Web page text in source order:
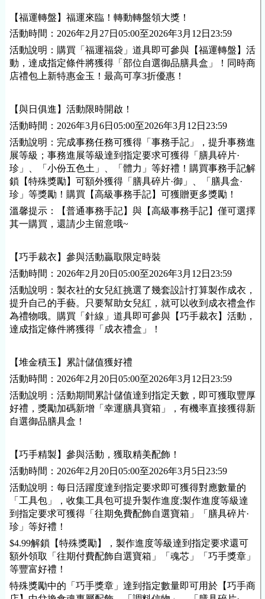
【福運轉盤】福運來臨！轉動轉盤領大獎！
活動時間：2026年2月27日05:00至2026年3月12日23:59
活動說明：購買「福運福袋」道具即可參與【福運轉盤】活
動，達成指定條件將獲得「部位自選御品膳具盒」！同時商
店禮包上新特惠金玉！最高可享3折優惠！
【與日俱進】活動限時開啟！
活動時間：2026年3月6日05:00至2026年3月12日23:59
活動說明：完成事務任務可獲得「事務手記」，提升事務進
展等級；事務進展等級達到指定要求可獲得「膳具碎片·
珍」、「小份五色土」、「體力」等好禮！購買事務手記解
鎖【特殊獎勵】可額外獲得「膳具碎片·御」、「膳具盒·
珍」等獎勵！購買【高級事務手記】可獲贈更多獎勵！
溫馨提示：【普通事務手記】與【高級事務手記】僅可選擇
其一購買，還請少主留意哦~
【巧手裁衣】參與活動贏取限定時裝
活動時間：2026年2月20日05:00至2026年3月12日23:59
活動說明：製衣社的女兒紅挑選了幾套設計打算製作成衣，
提升自己的手藝。只要幫助女兒紅，就可以收到成衣禮盒作
為禮物哦。購買「針線」道具即可參與【巧手裁衣】活動，
達成指定條件將獲得「成衣禮盒」！
【堆金積玉】累計儲值獲好禮
活動時間：2026年2月20日05:00至2026年3月12日23:59
活動說明：活動期間累計儲值達到指定天數，即可獲取豐厚
好禮，獎勵加碼新增「幸運膳具寶箱」，有機率直接獲得新
自選御品膳具盒！
【巧手精製】參與活動，獲取精美配飾！
活動時間：2026年2月20日05:00至2026年3月5日23:59
活動說明：每日活躍度達到指定要求即可獲得對應數量的
「工具包」，收集工具包可提升製作進度;製作進度等級達
到指定要求可獲得「往期免費配飾自選寶箱」「膳具碎片·
珍」等好禮！
$4.99解鎖【特殊獎勵】，製作進度等級達到指定要求還可
額外領取「往期付費配飾自選寶箱」「魂芯」「巧手獎章」
等豐富好禮！
特殊獎勵中的「巧手獎章」達到指定數量即可用於【巧手商